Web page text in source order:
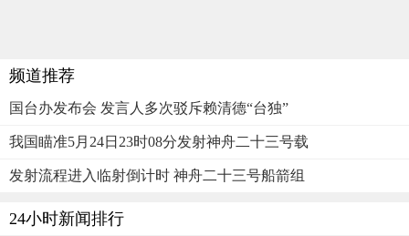
频道推荐
国台办发布会 发言人多次驳斥赖清德“台独”
我国瞄准5月24日23时08分发射神舟二十三号载
发射流程进入临射倒计时 神舟二十三号船箭组
24小时新闻排行